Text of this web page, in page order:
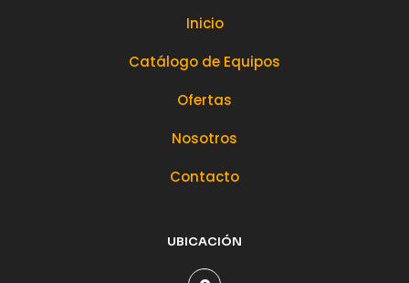
Inicio
Catálogo de Equipos
Ofertas
Nosotros
Contacto
UBICACIÓN